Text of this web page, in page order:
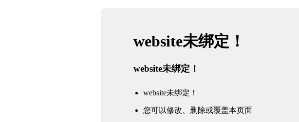
website未绑定！
website未绑定！
website未绑定！
您可以修改、删除或覆盖本页面